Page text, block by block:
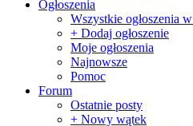
Ogłoszenia
Wszystkie ogłoszenia
+ Dodaj ogłoszenie
Moje ogłoszenia
Najnowsze
Pomoc
Forum
Ostatnie posty
+ Nowy wątek